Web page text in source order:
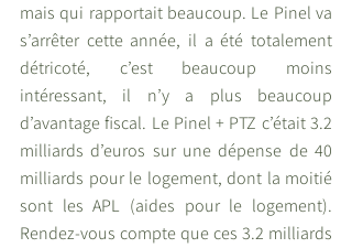
mais qui rapportait beaucoup. Le Pinel va
s’arrêter cette année, il a été totalement
détricoté, c’est beaucoup moins
intéressant, il n’y a plus beaucoup
d’avantage fiscal. Le Pinel + PTZ c’était 3.2
milliards d’euros sur une dépense de 40
milliards pour le logement, dont la moitié
sont les APL (aides pour le logement).
Rendez-vous compte que ces 3.2 milliards